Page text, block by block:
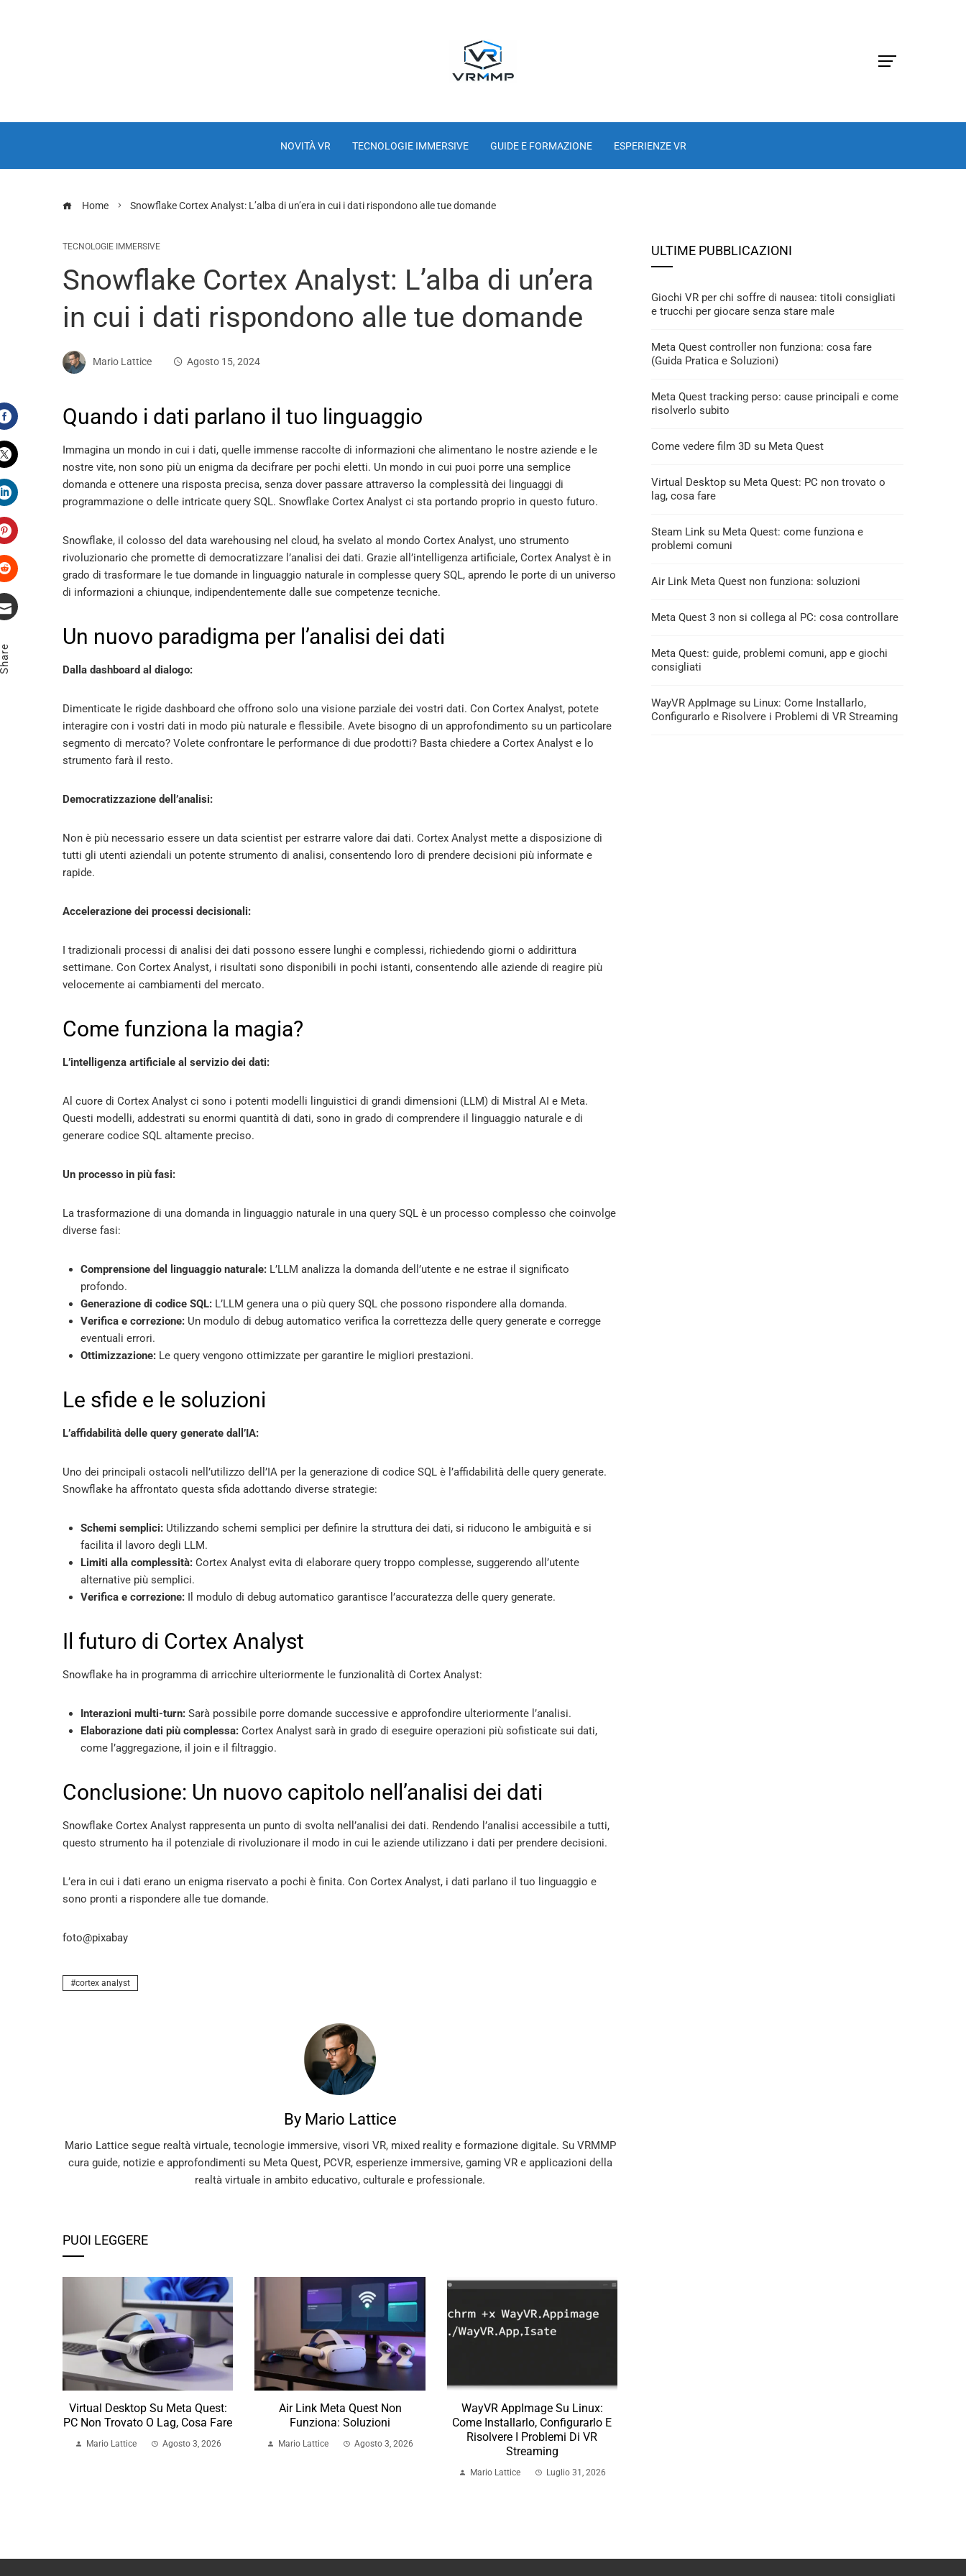
NOVITÀ VR TECNOLOGIE IMMERSIVE GUIDE E FORMAZIONE ESPERIENZE VR
Home Snowflake Cortex Analyst: L’alba di un’era in cui i dati rispondono alle tue domande
TECNOLOGIE IMMERSIVE
Snowflake Cortex Analyst: L’alba di un’era
in cui i dati rispondono alle tue domande
Mario Lattice Agosto 15, 2024
Facebook
Twitter
LinkedIn
Pinterest
Stumbleupon
Quando i dati parlano il tuo linguaggio
Immagina un mondo in cui i dati, quelle immense raccolte di informazioni che alimentano le nostre aziende e le
nostre vite, non sono più un enigma da decifrare per pochi eletti. Un mondo in cui puoi porre una semplice
domanda e ottenere una risposta precisa, senza dover passare attraverso la complessità dei linguaggi di
programmazione o delle intricate query SQL. Snowflake Cortex Analyst ci sta portando proprio in questo futuro.
Snowflake, il colosso del data warehousing nel cloud, ha svelato al mondo Cortex Analyst, uno strumento
rivoluzionario che promette di democratizzare l’analisi dei dati. Grazie all’intelligenza artificiale, Cortex Analyst è in
grado di trasformare le tue domande in linguaggio naturale in complesse query SQL, aprendo le porte di un universo
di informazioni a chiunque, indipendentemente dalle sue competenze tecniche.
Un nuovo paradigma per l’analisi dei dati
Dalla dashboard al dialogo:
Dimenticate le rigide dashboard che offrono solo una visione parziale dei vostri dati. Con Cortex Analyst, potete
interagire con i vostri dati in modo più naturale e flessibile. Avete bisogno di un approfondimento su un particolare
segmento di mercato? Volete confrontare le performance di due prodotti? Basta chiedere a Cortex Analyst e lo
strumento farà il resto.
Democratizzazione dell’analisi:
Non è più necessario essere un data scientist per estrarre valore dai dati. Cortex Analyst mette a disposizione di
tutti gli utenti aziendali un potente strumento di analisi, consentendo loro di prendere decisioni più informate e
rapide.
Accelerazione dei processi decisionali:
I tradizionali processi di analisi dei dati possono essere lunghi e complessi, richiedendo giorni o addirittura
settimane. Con Cortex Analyst, i risultati sono disponibili in pochi istanti, consentendo alle aziende di reagire più
velocemente ai cambiamenti del mercato.
Come funziona la magia?
L’intelligenza artificiale al servizio dei dati:
Al cuore di Cortex Analyst ci sono i potenti modelli linguistici di grandi dimensioni (LLM) di Mistral AI e Meta.
Questi modelli, addestrati su enormi quantità di dati, sono in grado di comprendere il linguaggio naturale e di
generare codice SQL altamente preciso.
Un processo in più fasi:
La trasformazione di una domanda in linguaggio naturale in una query SQL è un processo complesso che coinvolge
diverse fasi:
Comprensione del linguaggio naturale: L’LLM analizza la domanda dell’utente e ne estrae il significato
profondo.
Generazione di codice SQL: L’LLM genera una o più query SQL che possono rispondere alla domanda.
Verifica e correzione: Un modulo di debug automatico verifica la correttezza delle query generate e corregge
eventuali errori.
Ottimizzazione: Le query vengono ottimizzate per garantire le migliori prestazioni.
Le sfide e le soluzioni
L’affidabilità delle query generate dall’IA:
Uno dei principali ostacoli nell’utilizzo dell’IA per la generazione di codice SQL è l’affidabilità delle query generate.
Snowflake ha affrontato questa sfida adottando diverse strategie:
Schemi semplici: Utilizzando schemi semplici per definire la struttura dei dati, si riducono le ambiguità e si
facilita il lavoro degli LLM.
Limiti alla complessità: Cortex Analyst evita di elaborare query troppo complesse, suggerendo all’utente
alternative più semplici.
Verifica e correzione: Il modulo di debug automatico garantisce l’accuratezza delle query generate.
Il futuro di Cortex Analyst
Snowflake ha in programma di arricchire ulteriormente le funzionalità di Cortex Analyst:
Interazioni multi-turn: Sarà possibile porre domande successive e approfondire ulteriormente l’analisi.
Elaborazione dati più complessa: Cortex Analyst sarà in grado di eseguire operazioni più sofisticate sui dati,
come l’aggregazione, il join e il filtraggio.
Conclusione: Un nuovo capitolo nell’analisi dei dati
Snowflake Cortex Analyst rappresenta un punto di svolta nell’analisi dei dati. Rendendo l’analisi accessibile a tutti,
questo strumento ha il potenziale di rivoluzionare il modo in cui le aziende utilizzano i dati per prendere decisioni.
L’era in cui i dati erano un enigma riservato a pochi è finita. Con Cortex Analyst, i dati parlano il tuo linguaggio e
sono pronti a rispondere alle tue domande.
foto@pixabay
cortex analyst
By Mario Lattice
Mario Lattice segue realtà virtuale, tecnologie immersive, visori VR, mixed reality e formazione digitale. Su VRMMP
cura guide, notizie e approfondimenti su Meta Quest, PCVR, esperienze immersive, gaming VR e applicazioni della
realtà virtuale in ambito educativo, culturale e professionale.
PUOI LEGGERE
Virtual Desktop Su Meta Quest:
PC Non Trovato O Lag, Cosa Fare
Mario Lattice Agosto 3, 2026
Air Link Meta Quest Non
Funziona: Soluzioni
Mario Lattice Agosto 3, 2026
WayVR AppImage Su Linux:
Come Installarlo, Configurarlo E
Risolvere I Problemi Di VR
Streaming
Mario Lattice Luglio 31, 2026
ULTIME PUBBLICAZIONI
Giochi VR per chi soffre di nausea: titoli consigliati
e trucchi per giocare senza stare male
Meta Quest controller non funziona: cosa fare
(Guida Pratica e Soluzioni)
Meta Quest tracking perso: cause principali e come
risolverlo subito
Come vedere film 3D su Meta Quest
Virtual Desktop su Meta Quest: PC non trovato o
lag, cosa fare
Steam Link su Meta Quest: come funziona e
problemi comuni
Air Link Meta Quest non funziona: soluzioni
Meta Quest 3 non si collega al PC: cosa controllare
Meta Quest: guide, problemi comuni, app e giochi
consigliati
WayVR AppImage su Linux: Come Installarlo,
Configurarlo e Risolvere i Problemi di VR Streaming